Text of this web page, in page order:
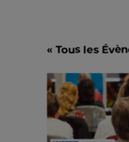
« Tous les